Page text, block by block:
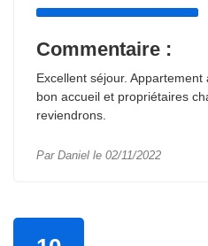
Commentaire :
Excellent séjour.
bon accueil et propriétaires
reviendrons.
Par Daniel le 02/11/2022